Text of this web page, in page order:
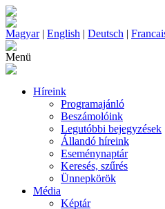
Magyar| English | Deutsch |
Menü
Híreink
Programajánló
Beszámolóink
Legutóbbi bejegyzések
Állandó híreink
Eseménynaptár
Keresés, szűrés
Ünnepkörök
Média
Képtár